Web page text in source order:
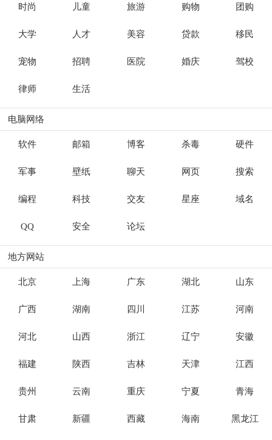
时尚 儿童 旅游 购物 团购
大学 人才 美容 贷款 移民
宠物 招聘 医院 婚庆 驾校
律师 生活
电脑网络
软件 邮箱 博客 杀毒 硬件
军事 壁纸 聊天 网页 搜索
编程 科技 交友 星座 域名
QQ 安全 论坛
地方网站
北京 上海 广东 湖北 山东
广西 湖南 四川 江苏 河南
河北 山西 浙江 辽宁 安徽
福建 陕西 吉林 天津 江西
贵州 云南 重庆 宁夏 青海
甘肃 新疆 西藏 海南 黑龙江